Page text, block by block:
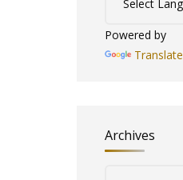
Powered by
Translate
Archives